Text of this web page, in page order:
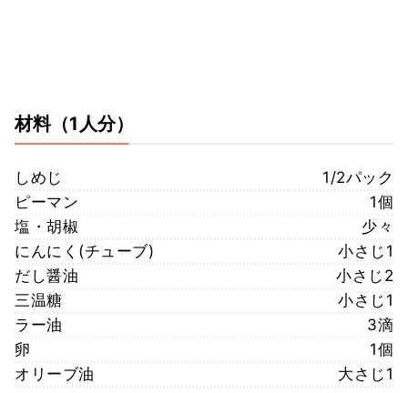
材料（1人分）
しめじ
1/2パック
ピーマン
1個
塩・胡椒
少々
にんにく(チューブ)
小さじ1
だし醤油
小さじ2
三温糖
小さじ1
ラー油
3滴
卵
1個
オリーブ油
大さじ1